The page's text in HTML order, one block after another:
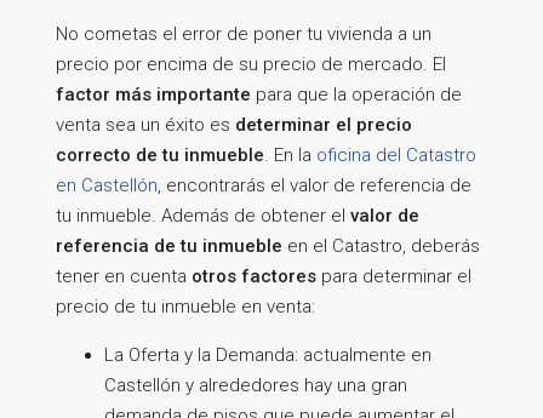
No cometas el error de poner tu vivienda a un
precio por encima de su precio de mercado. El
factor más importante para que la operación de
venta sea un éxito es determinar el precio
correcto de tu inmueble. En la oficina del Catastro
en Castellón, encontrarás el valor de referencia de
tu inmueble. Además de obtener el valor de
referencia de tu inmueble en el Catastro, deberás
tener en cuenta otros factores para determinar el
precio de tu inmueble en venta:
La Oferta y la Demanda: actualmente en
Castellón y alrededores hay una gran